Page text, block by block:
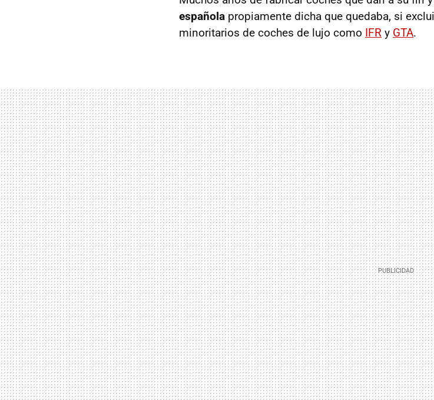
española propiamente dicha que quedaba, si
minoritarios de coches de lujo como IFR y GTA.